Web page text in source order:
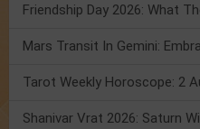
Tarot Weekly Horoscope: 2